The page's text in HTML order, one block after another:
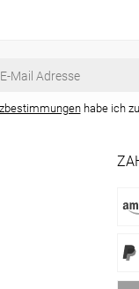
habe ich